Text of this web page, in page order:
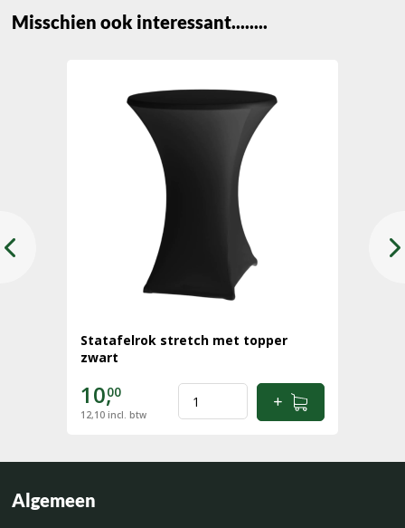
Misschien ook interessant........
Statafelrok stretch met topper
zwart
10,00
12,10 incl. btw
Algemeen